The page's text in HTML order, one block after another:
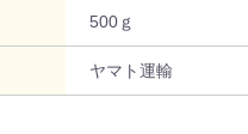
500ｇ
ヤマト運輸